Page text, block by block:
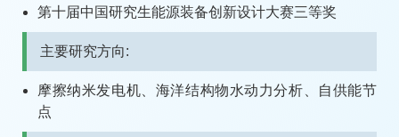
第十届中国研究生能源装备创新设计大赛三等奖
主要研究方向:
摩擦纳米发电机、海洋结构物水动力分析、自供能节
点